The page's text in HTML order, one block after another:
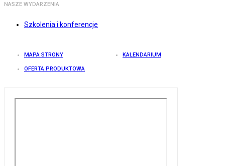
NASZE WYDARZENIA
Szkolenia i konferencje
MAPA STRONY KALENDARIUM
OFERTA PRODUKTOWA